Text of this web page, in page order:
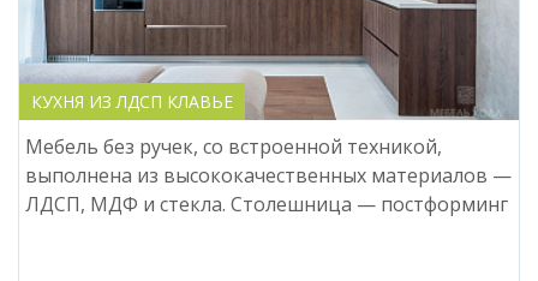
КУХНЯ ИЗ ЛДСП КЛАВЬЕ
Мебель без ручек, со встроенной техникой,
выполнена из высококачественных материалов —
ЛДСП, МДФ и стекла. Столешница — постформинг